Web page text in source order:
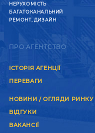
НЕРУХОМІСТЬ
БАГАТОКАНАЛЬНИЙ
РЕМОНТ, ДИЗАЙН
ПРО АГЕНТСТВО
ІСТОРІЯ АГЕНЦІЇ
ПЕРЕВАГИ
НОВИНИ / ОГЛЯДИ РИНКУ
ВІДГУКИ
ВАКАНСІЇ